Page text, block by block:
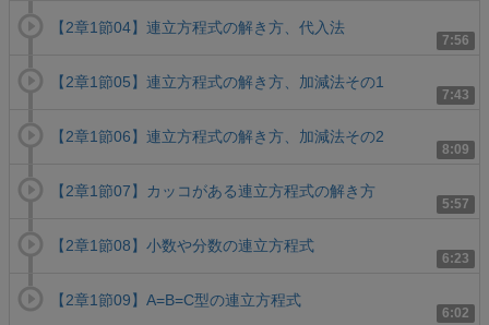
7:56
【2章1節04】連立方程式の解き方、代入法
7:43
【2章1節05】連立方程式の解き方、加減法その1
8:09
【2章1節06】連立方程式の解き方、加減法その2
5:57
【2章1節07】カッコがある連立方程式の解き方
6:23
【2章1節08】小数や分数の連立方程式
6:02
【2章1節09】A=B=C型の連立方程式